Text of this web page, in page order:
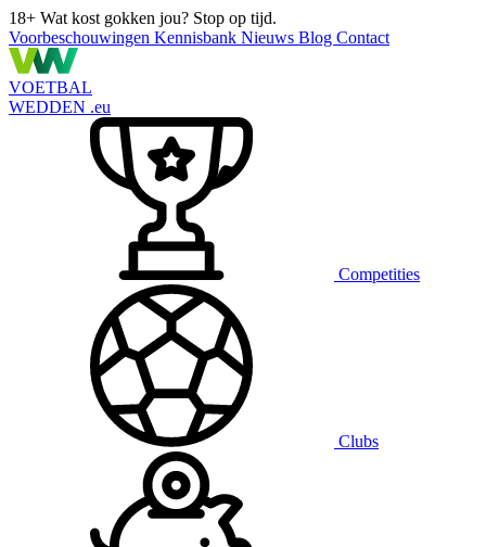
18+ Wat kost gokken jou? Stop op tijd.
Voorbeschouwingen Kennisbank Nieuws Blog Contact
VOETBAL
WEDDEN .eu
Competities
Clubs